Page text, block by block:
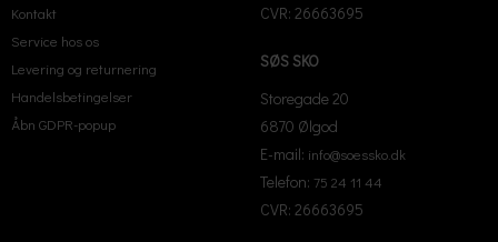
Kontakt
Service hos os
Levering og returnering
Handelsbetingelser
Åbn GDPR-popup
CVR: 26663695
SØS SKO
Storegade 20
6870 Ølgod
E-mail: info@soessko.dk
Telefon: 75 24 11 44
CVR: 26663695